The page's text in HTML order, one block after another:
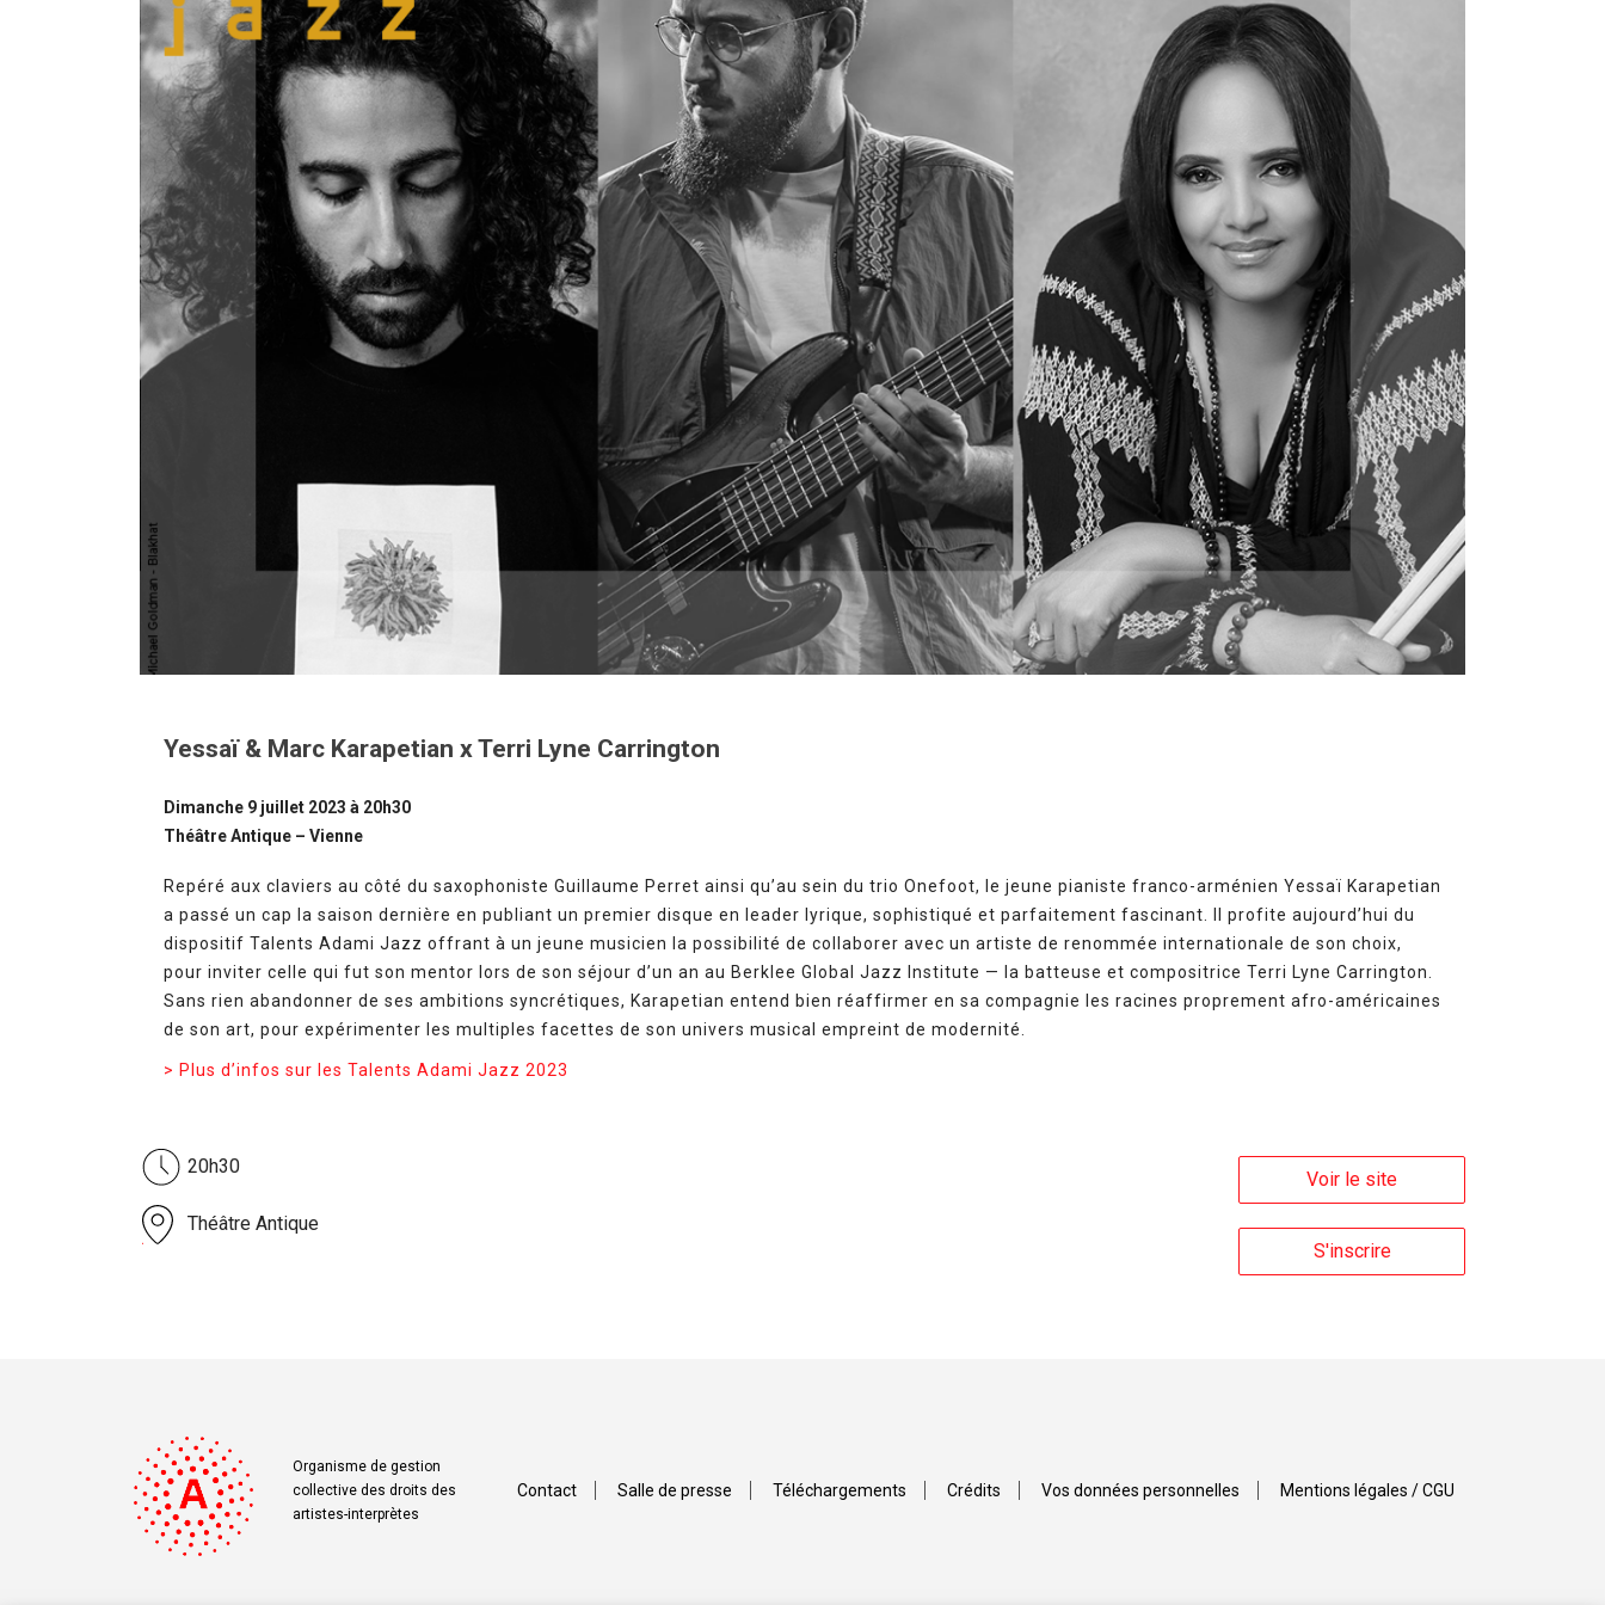
Yessaï & Marc Karapetian x Terri Lyne Carrington
Dimanche 9 juillet 2023 à 20h30
Théâtre Antique – Vienne
Repéré aux claviers au côté du saxophoniste Guillaume Perret ainsi qu’au sein du trio Onefoot, le jeune pianiste franco-arménien Yessaï Karapetian
a passé un cap la saison dernière en publiant un premier disque en leader lyrique, sophistiqué et parfaitement fascinant. Il profite aujourd’hui du
dispositif Talents Adami Jazz offrant à un jeune musicien la possibilité de collaborer avec un artiste de renommée internationale de son choix,
pour inviter celle qui fut son mentor lors de son séjour d’un an au Berklee Global Jazz Institute — la batteuse et compositrice Terri Lyne Carrington.
Sans rien abandonner de ses ambitions syncrétiques, Karapetian entend bien réaffirmer en sa compagnie les racines proprement afro-américaines
de son art, pour expérimenter les multiples facettes de son univers musical empreint de modernité.
> Plus d’infos sur les Talents Adami Jazz 2023
20h30
Théâtre Antique
Voir le site
S'inscrire
Organisme de gestion
collective des droits des
artistes-interprètes
Contact Salle de presse Téléchargements Crédits Vos données personnelles Mentions légales / CGU